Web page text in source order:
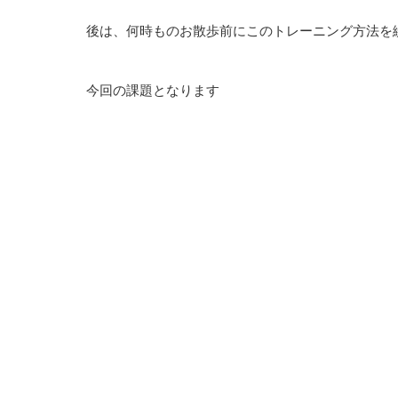
後は、何時ものお散歩前にこのトレーニング方法を
今回の課題となります